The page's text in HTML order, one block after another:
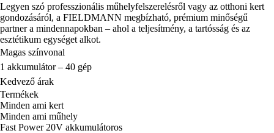
Legyen szó professzionális műhelyfelszerelésről vagy az otthoni kert
gondozásáról, a FIELDMANN megbízható, prémium minőségű
partner a mindennapokban – ahol a teljesítmény, a tartósság és az
esztétikum egységet alkot.
Magas színvonal
1 akkumulátor – 40 gép
Kedvező árak
Termékek
Minden ami kert
Minden ami műhely
Fast Power 20V akkumulátoros